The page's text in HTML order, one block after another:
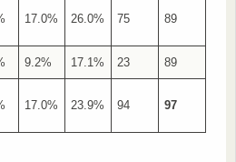
17.0% 26.0% 75 89
9.2% 17.1% 23 89
17.0% 23.9% 94 97